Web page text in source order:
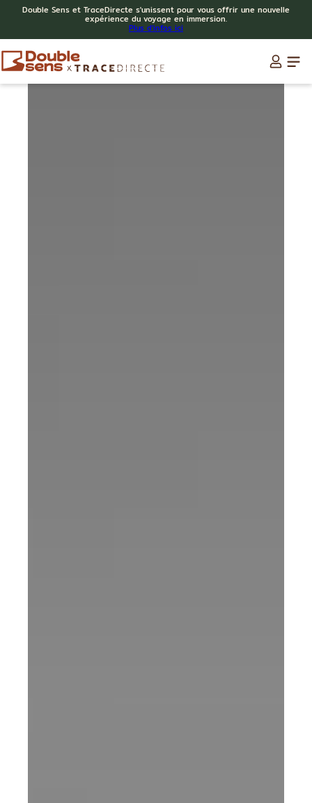
Double Sens et TraceDirecte s'unissent pour vous offrir une nouvelle
expérience du voyage en immersion.
Plus d'infos ici